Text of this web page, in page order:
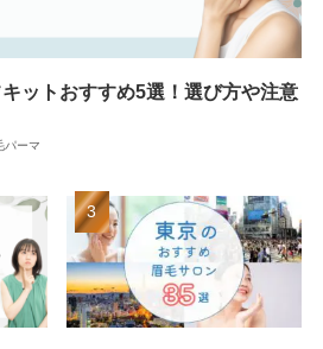
ットおすすめ5選！選び方や注意
パーマ